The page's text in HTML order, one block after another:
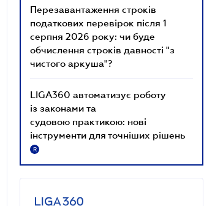
Перезавантаження строків
податкових перевірок після 1
серпня 2026 року: чи буде
обчислення строків давності "з
чистого аркуша"?
LIGA360 автоматизує роботу
із законами та
судовою практикою: нові
інструменти для точніших рішень
R